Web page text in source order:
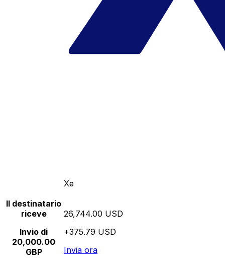
Xe
Il destinatario
riceve
Invio di
20,000.00
GBP
26,744.00 USD
+375.79 USD
Invia ora